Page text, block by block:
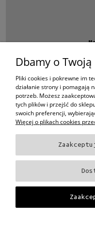
4 EYES
00-
Oprawki i okulary Ray-Ban
Oprawki i okulary
Oprawki i
Oprawki i okulary DiorOprawki i
Oprawki i okulary Fendi
Oprawki i okulary Dolce &
Dbamy o
Pliki cookies i pokrewne im
działanie strony i pomagają
potrzeb. Możesz
tych plików i przejść do
swoich preferencji,
Więcej o plikach cookies